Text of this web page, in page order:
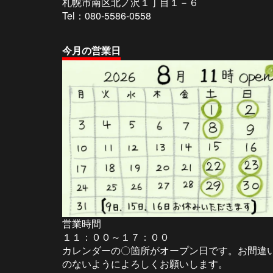
Tel：080-5586-0558
今月の営業日
営業時間
１１：００～１７：００
カレンダーの〇箇所がオープン日です。お間違
のないようによろしくお願いします。